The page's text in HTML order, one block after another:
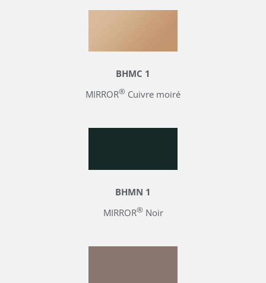
BHMC 1
MIRROR® Cuivre moiré
BHMN 1
MIRROR®Noir